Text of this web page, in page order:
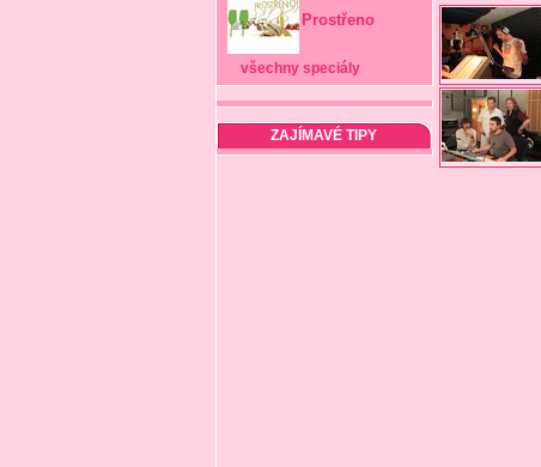
Prostřeno
všechny speciály
ZAJÍMAVÉ TIPY